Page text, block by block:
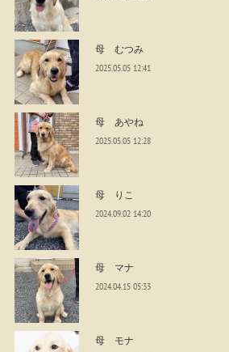
母 むつみ
2025.05.05 12:41
母 あやね
2025.05.05 12:28
母 りこ
2024.09.02 14:20
母 マナ
2024.04.15 05:33
母 モナ